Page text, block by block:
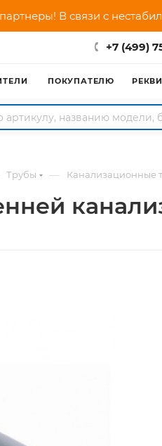
В связи с
+7 (499)
ПОКУПАТЕЛЮ
Трубы — Канализационные